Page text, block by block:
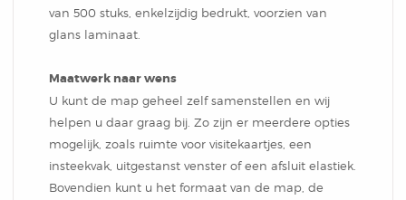
van 500 stuks, enkelzijdig bedrukt, voorzien van
glans laminaat.
Maatwerk naar wens
U kunt de map geheel zelf samenstellen en wij
helpen u daar graag bij. Zo zijn er meerdere opties
mogelijk, zoals ruimte voor visitekaartjes, een
insteekvak, uitgestanst venster of een afsluit elastiek.
Bovendien kunt u het formaat van de map, de